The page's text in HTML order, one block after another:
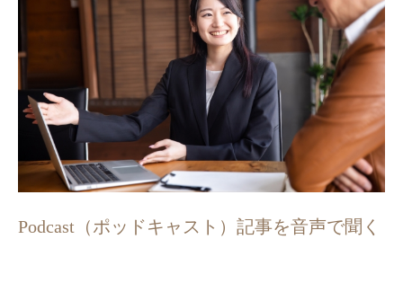
Podcast（ポッドキャスト）記事を音声で聞く